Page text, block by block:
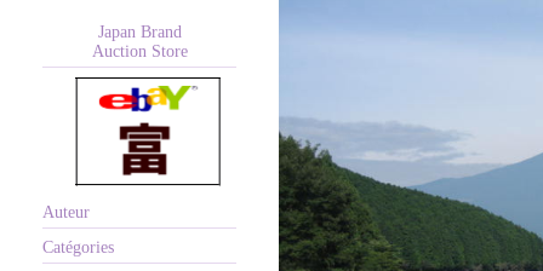
Japan Brand
Auction Store
Auteur
Catégories